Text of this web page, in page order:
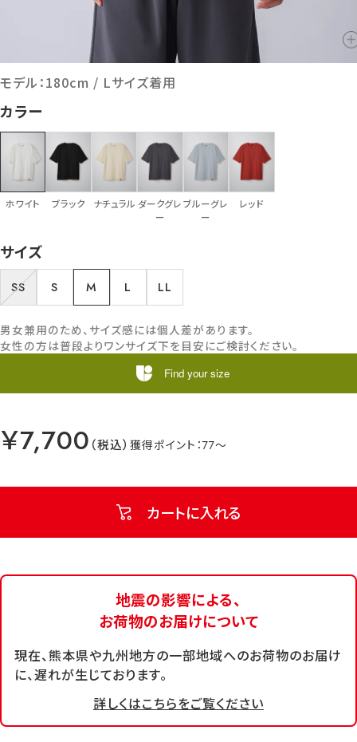
モデル：180cm / Lサイズ着用
カラー
ホワイト ブラック ナチュラル ダークグレ
ー
ブルーグレ
ー
レッド
サイズ
SS S M L LL
￥7,700 77
カートに入れる
男女兼用のため、サイズ感には個人差があります。
女性の方は普段よりワンサイズ下を目安にご検討ください。
Find your size
地震の影響による、
お荷物のお届けについて
現在、熊本県や九州地方の一部地域へのお荷物のお届け
に、遅れが生じております。
詳しくはこちらをご覧ください